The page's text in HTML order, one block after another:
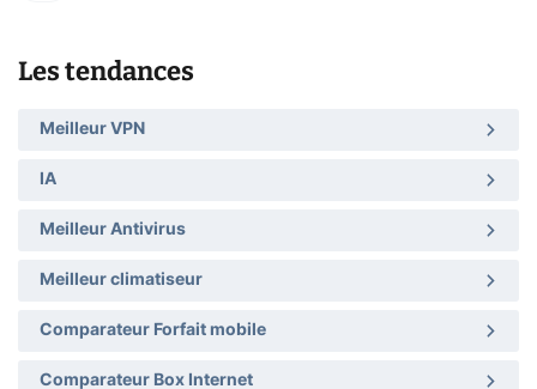
Les tendances
Meilleur VPN
IA
Meilleur Antivirus
Meilleur climatiseur
Comparateur Forfait mobile
Comparateur Box Internet